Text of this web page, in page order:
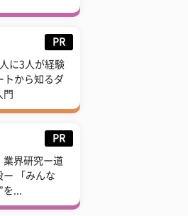
PR
に3人が経験
トから知るダ
門
PR
業界研究ー道
ー 「みんな
...